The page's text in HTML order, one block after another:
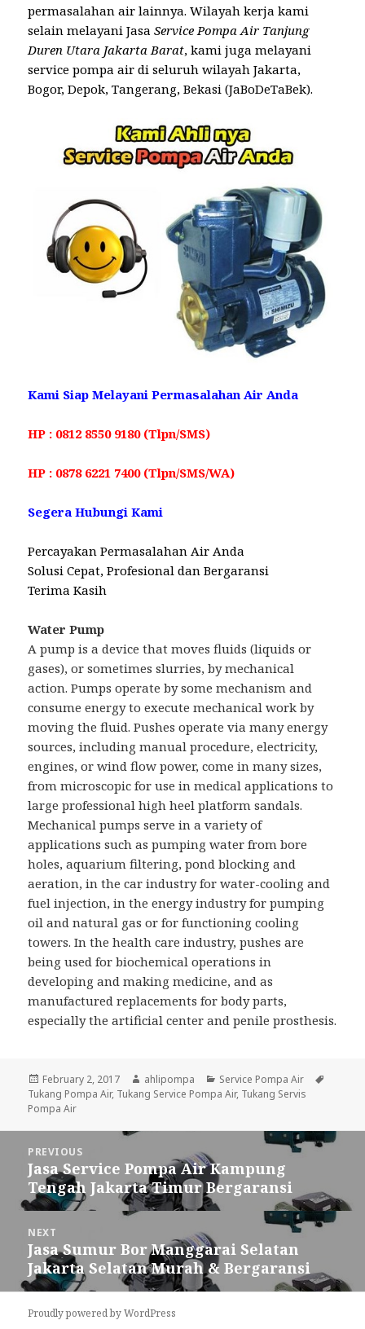
permasalahan air lainnya. Wilayah kerja kami
selain melayani JasaService Pompa Air Tanjung
Duren Utara Jakarta Barat, kami juga melayani
service pompa air di seluruh wilayah Jakarta,
Bogor, Depok, Tangerang, Bekasi (JaBoDeTaBek).
Kami Siap Melayani Permasalahan Air Anda
HP : 0812 8550 9180 (Tlpn/SMS)
HP : 0878 6221 7400 (Tlpn/SMS/WA)
Segera Hubungi Kami
Percayakan Permasalahan Air Anda
Solusi Cepat, Profesional dan Bergaransi
Terima Kasih
Water Pump
A pump is a device that moves fluids (liquids or
gases), or sometimes slurries, by mechanical
action. Pumps operate by some mechanism and
consume energy to execute mechanical work by
moving the fluid. Pushes operate via many energy
sources, including manual procedure, electricity,
engines, or wind flow power, come in many sizes,
from microscopic for use in medical applications to
large professional high heel platform sandals.
Mechanical pumps serve in a variety of
applications such as pumping water from bore
holes, aquarium filtering, pond blocking and
aeration, in the car industry for water-cooling and
fuel injection, in the energy industry for pumping
oil and natural gas or for functioning cooling
towers. In the health care industry, pushes are
being used for biochemical operations in
developing and making medicine, and as
manufactured replacements for body parts,
especially the artificial center and penile prosthesis.
Posted
on
February 2, 2017 Author
ahlipompa Categories
Service Pompa Air
Tukang Pompa Air, Tukang Service Pompa Air, Tukang Servis
Pompa Air
navigation
PREVIOUS
Previous
post:
Jasa Service Pompa Air Kampung
Tengah Jakarta Timur Bergaransi
NEXT
Next
post:
Jasa Sumur Bor Manggarai Selatan
Jakarta Selatan Murah & Bergaransi
Proudly powered by WordPress